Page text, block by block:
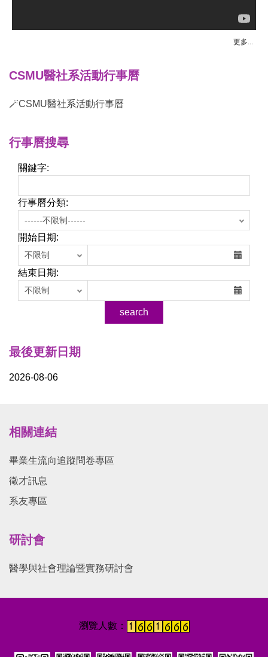
更多...
CSMU醫社系活動行事曆
🪄CSMU醫社系活動行事曆
行事曆搜尋
關鍵字:
行事曆分類:
開始日期:
結束日期:
最後更新日期
2026-08-06
相關連結
畢業生流向追蹤問卷專區
徵才訊息
系友專區
研討會
醫學與社會理論暨實務研討會